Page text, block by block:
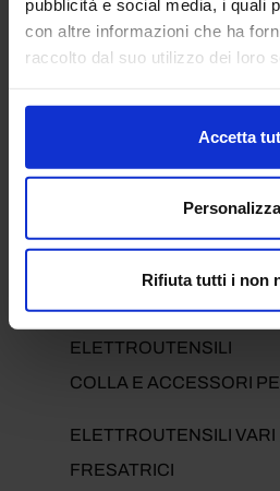
pubblicità e social media, i quali
con altre informazioni che ha
raccolto dal suo utilizzo dei loro
Accetta
Personalizza
Rifiuta tutti i non
ELETTROUTENSILI
ACCESSORI
ACCESSORI PER
ACCESSORI PER
ACCESSORI PER
AFFILATURA
ASPIRATORI
ELETTROUTENSILI
COLLA E ACCESSORI
ELETTROUTENSILI VARI
FRESATRICI